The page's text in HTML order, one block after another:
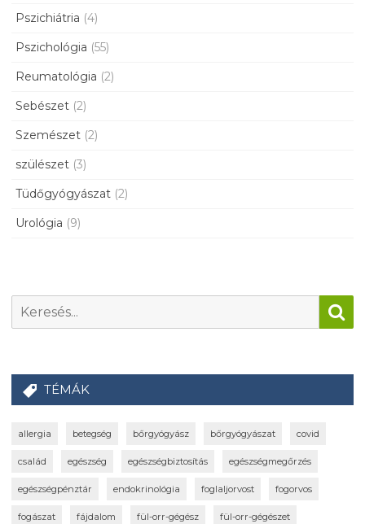
Pszichiátria (4)
Pszichológia (55)
Reumatológia (2)
Sebészet (2)
Szemészet (2)
szülészet (3)
Tüdőgyógyászat (2)
Urológia (9)
TÉMÁK
allergia betegség bőrgyógyász bőrgyógyászat covid
család egészség egészségbiztosítás egészségmegőrzés
egészségpénztár endokrinológia foglaljorvost fogorvos
fogászat fájdalom fül-orr-gégész fül-orr-gégészet